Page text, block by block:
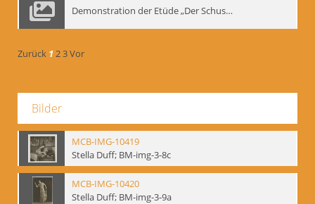
Demonstration der Etüde „Der Schuss mit dem Bogen“ durch Gennadij Nikolajewitsch Bogdanow, Berlin 1991
Zurück 123Vor
Bilder
MCB-IMG-10419
Stella Duff; BM-img-3-8c
MCB-IMG-10420
Stella Duff; BM-img-3-9a